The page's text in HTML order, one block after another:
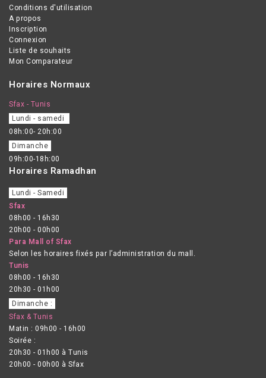
Conditions d'utilisation
A propos
Inscription
Connexion
Liste de souhaits
Mon Comparateur
Horaires Normaux
Sfax - Tunis
Lundi - samedi
08h:00- 20h:00
Dimanche
09h:00-18h:00
Horaires Ramadhan
Lundi - Samedi
Sfax
08h00 - 16h30
20h00 - 00h00
Para Mall of Sfax
Selon les horaires fixés par l’administration du mall.
Tunis
08h00 - 16h30
20h30 - 01h00
Dimanche :
Sfax & Tunis
Matin : 09h00 - 16h00
Soirée :
20h30 - 01h00 à Tunis
20h00 - 00h00 à Sfax